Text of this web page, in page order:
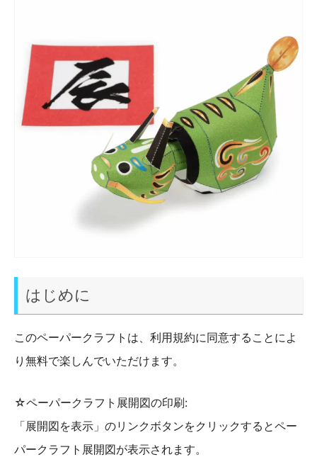
はじめに
このペーパークラフトは、利用規約に同意することによ
り無料で楽しんでいただけます。
☆ペーパークラフト展開図の印刷:
「展開図を表示」のリンクボタンをクリックするとペー
パークラフト展開図が表示されます。